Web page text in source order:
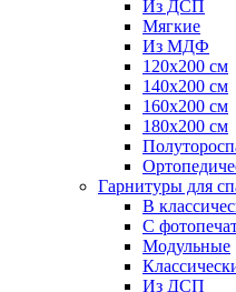
Из ДСП
Мягкие
Из МДФ
120х200 см
140х200 см
160х200 см
180х200 см
Гарнитуры для
В
С
Модульные
Из ДСП